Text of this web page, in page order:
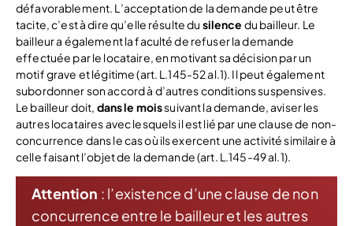
défavorablement. L’acceptation de la demande peut être
tacite, c’est à dire qu’elle résulte du silence du bailleur. Le
bailleur a également la faculté de refuser la demande
effectuée par le locataire, en motivant sa décision par un
motif grave et légitime (art. L.145-52 al.1). Il peut également
subordonner son accord à d’autres conditions suspensives.
Le bailleur doit, dans le moissuivant la demande, aviser les
autres locataires avec lesquels il est lié par une clause de non-
concurrence dans le cas où ils exercent une activité similaire à
celle faisant l’objet de la demande (art. L.145-49 al.1).
Attention : l’existence d’une clause de non
concurrence entre le bailleur et les autres